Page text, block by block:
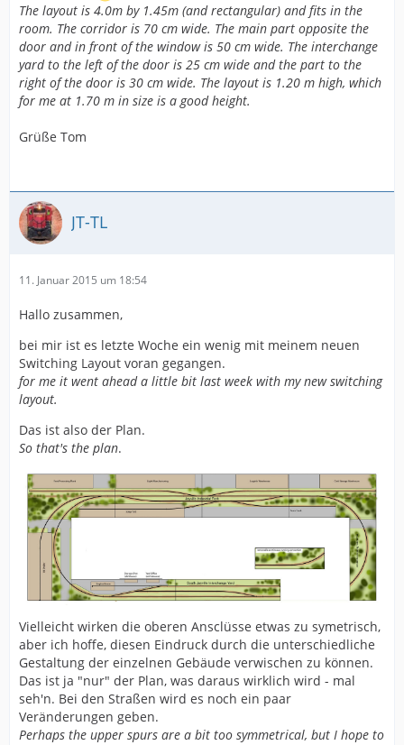
The layout is 4.0m by 1.45m (and rectangular) and fits in the
room. The corridor is 70 cm wide. The main part opposite the
door and in front of the window is 50 cm wide. The interchange
yard to the left of the door is 25 cm wide and the part to the
right of the door is 30 cm wide. The layout is 1.20 m high, which
for me at 1.70 m in size is a good height.
Grüße Tom
JT-TL
11. Januar 2015 um 18:54
Hallo zusammen,
bei mir ist es letzte Woche ein wenig mit meinem neuen
Switching Layout voran gegangen.
for me it went ahead a little bit last week with my new switching
layout.
Das ist also der Plan.
So that's the plan.
Vielleicht wirken die oberen Ansclüsse etwas zu symetrisch,
aber ich hoffe, diesen Eindruck durch die unterschiedliche
Gestaltung der einzelnen Gebäude verwischen zu können.
Das ist ja "nur" der Plan, was daraus wirklich wird - mal
seh'n. Bei den Straßen wird es noch ein paar
Veränderungen geben.
Perhaps the upper spurs are a bit too symmetrical, but I hope to